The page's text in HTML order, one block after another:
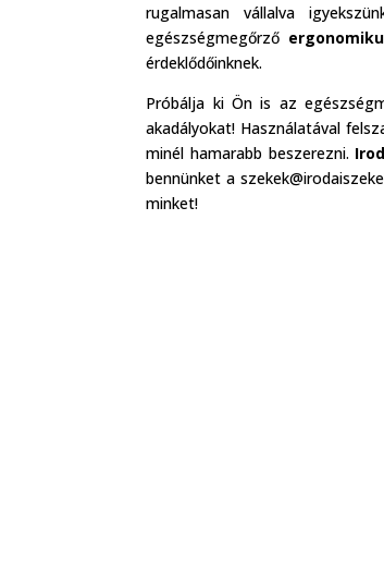
rugalmasan vállalva
egészségmegőrző
érdeklődőinknek.
Próbálja ki Ön is az
akadályokat! Használatával
minél hamarabb beszerezni.
bennünket a
minket!